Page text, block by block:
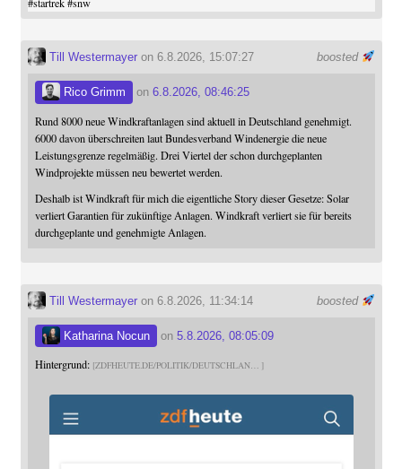
boosted
Till Westermayeron 6.8.2026, 15:07:27
Rico Grimm on 6.8.2026, 08:46:25
Rund 8000 neue Windkraftanlagen sind aktuell in Deutschland genehmigt.
6000 davon überschreiten laut Bundesverband Windenergie die neue
Leistungsgrenze regelmäßig. Drei Viertel der schon durchgeplanten
Windprojekte müssen neu bewertet werden.
Deshalb ist Windkraft für mich die eigentliche Story dieser Gesetze: Solar
verliert Garantien für zukünftige Anlagen. Windkraft verliert sie für bereits
durchgeplante und genehmigte Anlagen.
boosted
Till Westermayeron 6.8.2026, 11:34:14
Katharina Nocun on 5.8.2026, 08:05:09
Hintergrund: ZDFHEUTE.DE/POLITIK/DEUTSCHLAN